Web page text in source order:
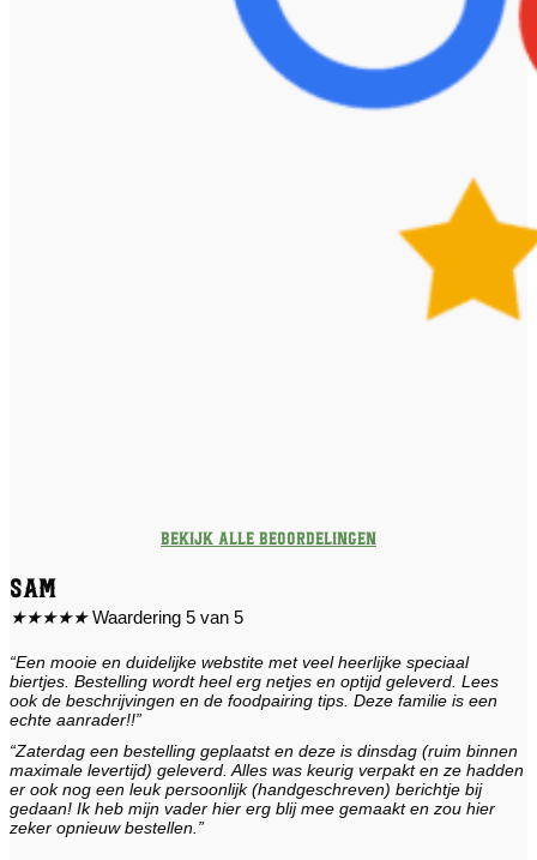
Bekijk alle beoordelingen
Sam
★★★★★ Waardering 5 van 5
“Een mooie en duidelijke webstite met veel heerlijke speciaal
biertjes. Bestelling wordt heel erg netjes en optijd geleverd. Lees
ook de beschrijvingen en de foodpairing tips. Deze familie is een
echte aanrader!!”
“Zaterdag een bestelling geplaatst en deze is dinsdag (ruim binnen
maximale levertijd) geleverd. Alles was keurig verpakt en ze hadden
er ook nog een leuk persoonlijk (handgeschreven) berichtje bij
gedaan! Ik heb mijn vader hier erg blij mee gemaakt en zou hier
zeker opnieuw bestellen.”